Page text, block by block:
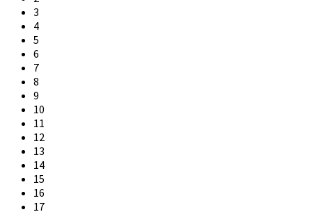
3
4
5
6
7
8
9
10
11
12
13
14
15
16
17